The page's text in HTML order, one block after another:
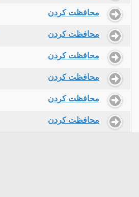
محافظت کردن
محافظت کردن
محافظت کردن
محافظت کردن
محافظت کردن
محافظت کردن